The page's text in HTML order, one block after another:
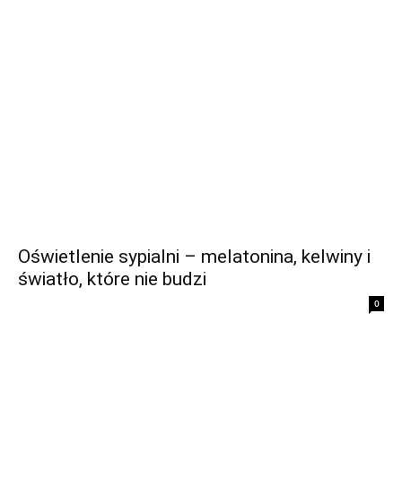
Oświetlenie sypialni – melatonina, kelwiny i
światło, które nie budzi
0